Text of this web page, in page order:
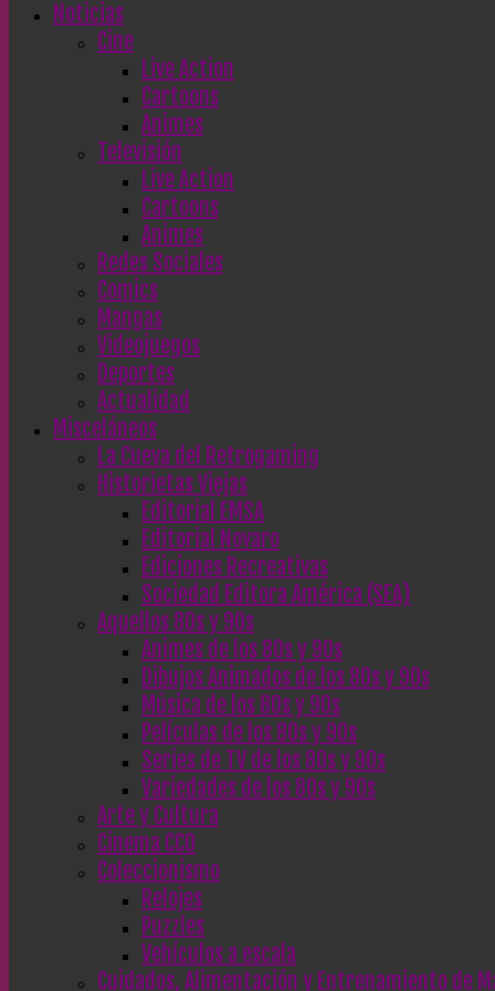
Noticias
Cine
Live Action
Cartoons
Animes
Televisión
Live Action
Cartoons
Animes
Redes Sociales
Comics
Mangas
Videojuegos
Deportes
Actualidad
Misceláneos
La Cueva del Retrogaming
Historietas Viejas
Editorial EMSA
Editorial Novaro
Ediciones Recreativas
Sociedad Editora América (SEA)
Aquellos 80s y 90s
Animes de los 80s y 90s
Dibujos Animados de los 80s y 90s
Música de los 80s y 90s
Películas de los 80s y 90s
Series de TV de los 80s y 90s
Variedades de los 80s y 90s
Arte y Cultura
Cinema CC0
Coleccionismo
Relojes
Puzzles
Vehículos a escala
Cuidados, Alimentación y Entrenamiento de